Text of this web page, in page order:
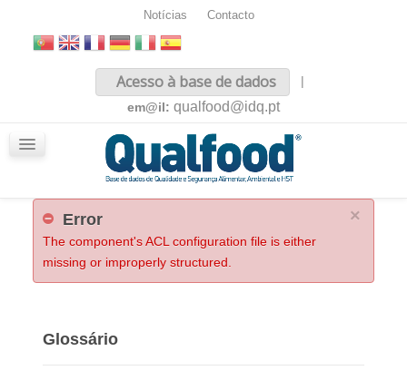
Notícias Contacto
Acesso à base de dados
|
em@il: qualfood@idq.pt
×
Error
The component's ACL configuration file is either
missing or improperly structured.
Glossário